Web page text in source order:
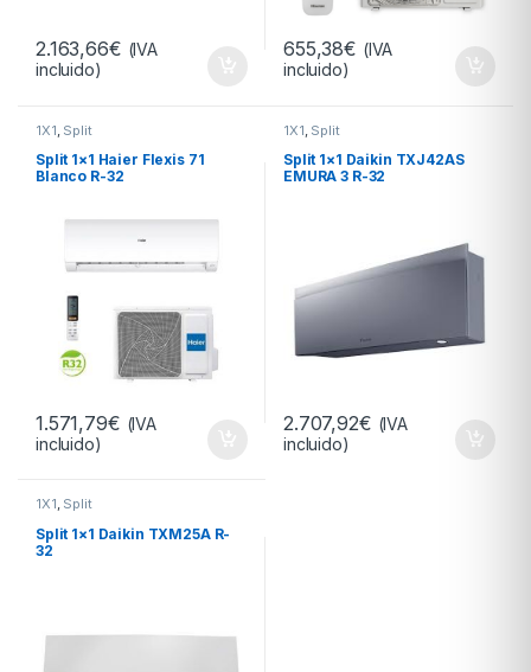
2.163,66€ (IVA
incluido)
655,38€ (IVA
incluido)
1X1 Split
Split 1×1 Haier Flexis 71
Blanco R-32
1.571,79€ (IVA
incluido)
1X1 Split
Split 1×1 Daikin TXJ42AS
EMURA 3 R-32
2.707,92€ (IVA
incluido)
1X1, Split
Split 1×1 Daikin TXM25A R-
32